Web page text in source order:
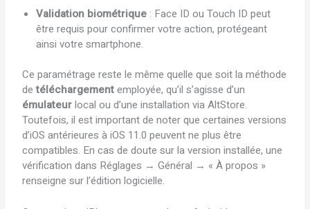
Validation biométrique : Face ID ou Touch ID peut
être requis pour confirmer votre action, protégeant
ainsi votre smartphone.
Ce paramétrage reste le même quelle que soit la méthode
detéléchargementemployée, qu’il s’agisse d’un
émulateurlocal ou d’une installation via AltStore.
Toutefois, il est important de noter que certaines versions
d’iOS antérieures à iOS 11.0 peuvent ne plus être
compatibles. En cas de doute sur la version installée, une
vérification dans Réglages → Général → « À propos »
renseigne sur l’édition logicielle.